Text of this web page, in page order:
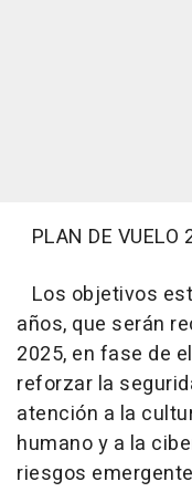
PLAN DE VUELO
Los objetivos
años, que serán
2025, en fase de
reforzar la
atención a la
humano y a la
riesgos